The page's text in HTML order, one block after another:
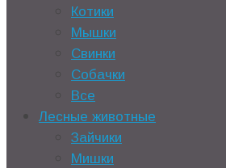
Котики
Мышки
Свинки
Собачки
Все
Лесные животные
Зайчики
Мишки